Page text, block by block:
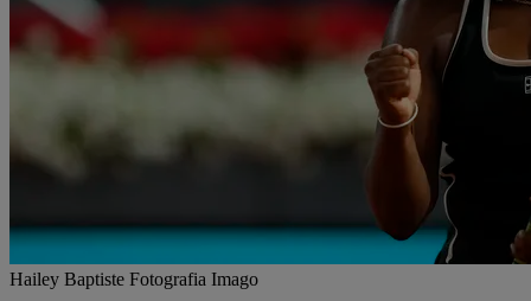
Hailey Baptiste Fotografia Imago